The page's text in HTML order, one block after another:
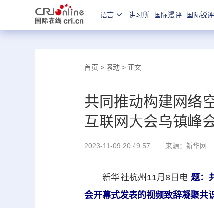
语言 讲习所 国际漫评 国际锐评
首页 > 滚动 > 正文
共同推动构建网络
互联网大会乌镇峰
2023-11-09 20:49:57 来源： 新华网
新华社杭州11月8日电 题：
会开幕式发表的视频致辞凝聚共